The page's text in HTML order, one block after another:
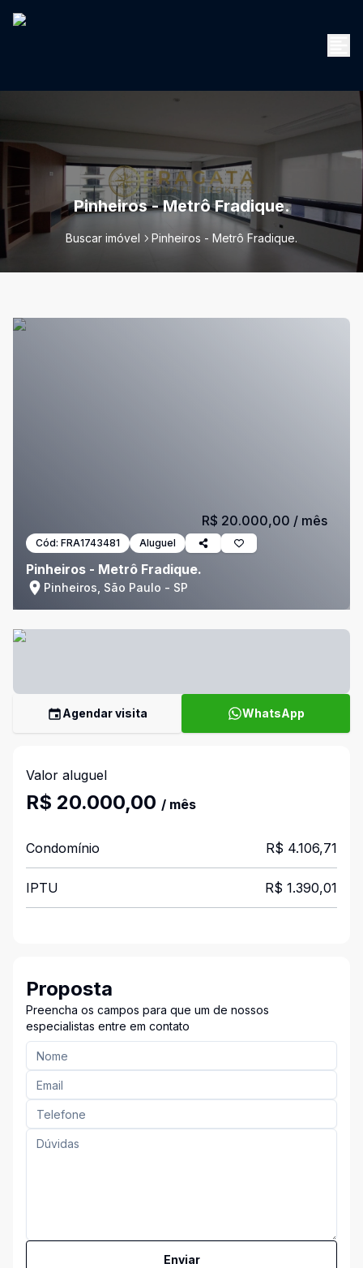
Pinheiros - Metrô Fradique.
Buscar imóvel Pinheiros - Metrô Fradique.
Cód: FRA1743481 Aluguel
Pinheiros - Metrô Fradique.
Pinheiros, São Paulo - SP
R$ 20.000,00 / mês
Agendar visita WhatsApp
Valor aluguel
R$ 20.000,00 / mês
Condomínio R$ 4.106,71
IPTU R$ 1.390,01
Proposta
Preencha os campos para que um de nossos
especialistas entre em contato
Enviar